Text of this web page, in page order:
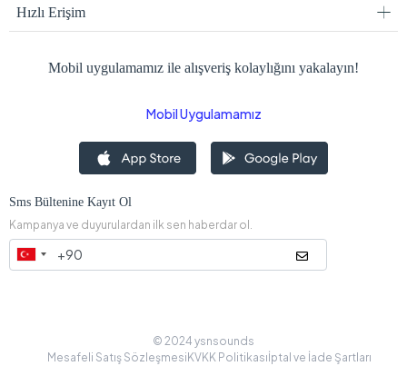
Hızlı Erişim
Mobil uygulamamız ile alışveriş kolaylığını yakalayın!
Mobil Uygulamamız
Sms Bültenine Kayıt Ol
Kampanya ve duyurulardan ilk sen haberdar ol.
© 2024 ysnsounds
Mesafeli Satış Sözleşmesi KVKK Politikasıİptal ve İade Şartları